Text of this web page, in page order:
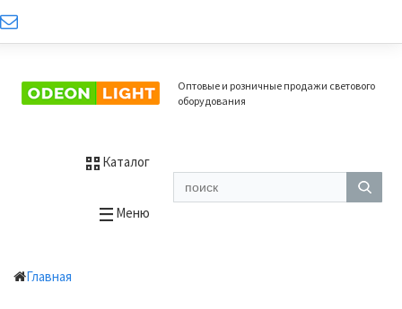
Оптовые и розничные продажи светового
оборудования
Каталог
Меню
Главная